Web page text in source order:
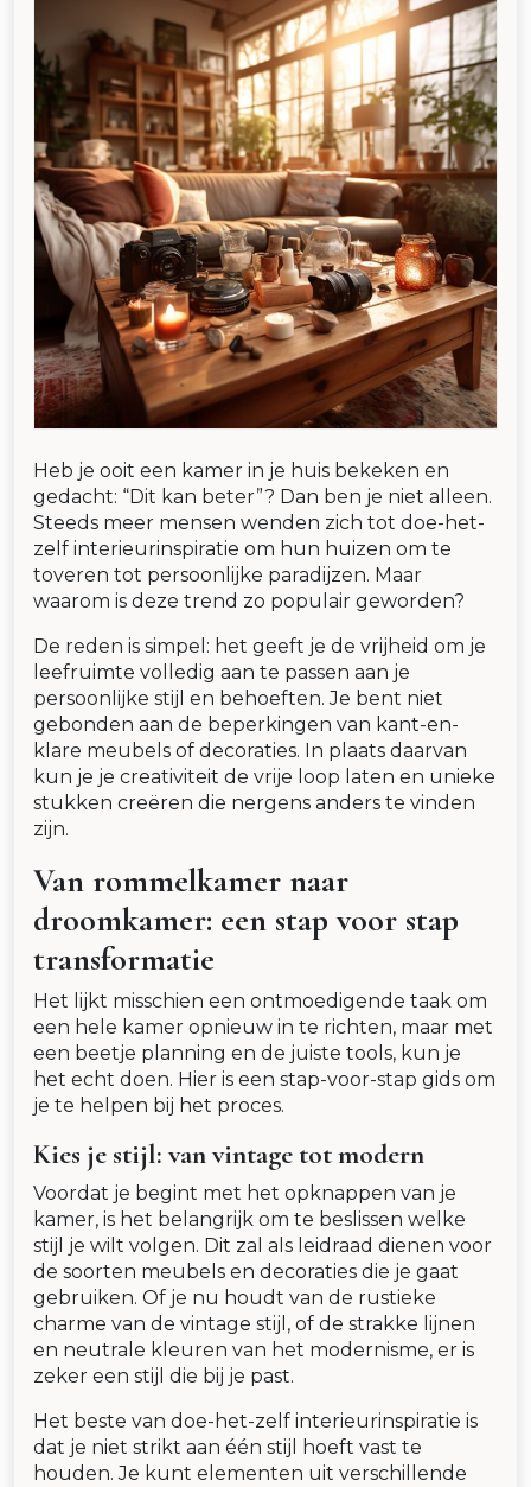
Heb je ooit een kamer in je huis bekeken en
gedacht: “Dit kan beter”? Dan ben je niet alleen.
Steeds meer mensen wenden zich tot doe-het-
zelf interieurinspiratie om hun huizen om te
toveren tot persoonlijke paradijzen. Maar
waarom is deze trend zo populair geworden?
De reden is simpel: het geeft je de vrijheid om je
leefruimte volledig aan te passen aan je
persoonlijke stijl en behoeften. Je bent niet
gebonden aan de beperkingen van kant-en-
klare meubels of decoraties. In plaats daarvan
kun je je creativiteit de vrije loop laten en unieke
stukken creëren die nergens anders te vinden
zijn.
Van rommelkamer naar
droomkamer: een stap voor stap
transformatie
Het lijkt misschien een ontmoedigende taak om
een hele kamer opnieuw in te richten, maar met
een beetje planning en de juiste tools, kun je
het echt doen. Hier is een stap-voor-stap gids om
je te helpen bij het proces.
Kies je stijl: van vintage tot modern
Voordat je begint met het opknappen van je
kamer, is het belangrijk om te beslissen welke
stijl je wilt volgen. Dit zal als leidraad dienen voor
de soorten meubels en decoraties die je gaat
gebruiken. Of je nu houdt van de rustieke
charme van de vintage stijl, of de strakke lijnen
en neutrale kleuren van het modernisme, er is
zeker een stijl die bij je past.
Het beste van doe-het-zelf interieurinspiratie is
dat je niet strikt aan één stijl hoeft vast te
houden. Je kunt elementen uit verschillende